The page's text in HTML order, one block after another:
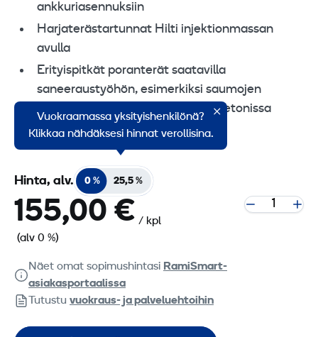
ankkuriasennuksiin
Harjaterästartunnat Hilti injektionmassan
avulla
Erityispitkät poranterät saatavilla
saneeraustyöhön, esimerkiksi saumojen
tiivistämiseen muurauksessa ja betonissa
vedenläpäisyn estämiseksi
Vuokraamassa yksityishenkilönä?
Klikkaa nähdäksesi hinnat verollisina.
Hinta, alv. 0 % 25,5 %
155,00 € / kpl
(alv 0 %)
Näet omat sopimushintasi RamiSmart-
asiakasportaalissa
Tutustu vuokraus- ja palveluehtoihin